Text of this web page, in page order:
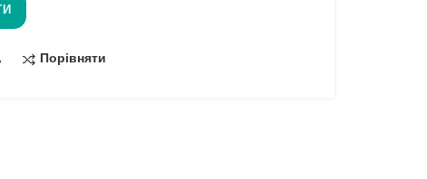
Порівняти